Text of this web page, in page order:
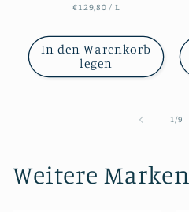
Preis
STÜCKPREIS
€129,80 / PRO
L
In den Warenkorb
legen
1/von
9
Weitere Marken